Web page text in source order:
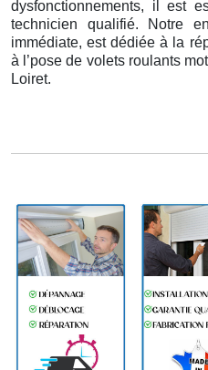
dysfonctionnements, il est
technicien qualifié. Notre
immédiate, est dédiée à la
à l’pose de volets roulants
Loiret.